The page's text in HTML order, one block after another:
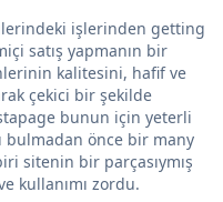
işlerinden getting
satış yapmanın bir
kalitesini, hafif ve
çekici bir şekilde
bunun için yeterli
bulmadan önce bir many
sitenin bir parçasıymış
kullanımı zordu.